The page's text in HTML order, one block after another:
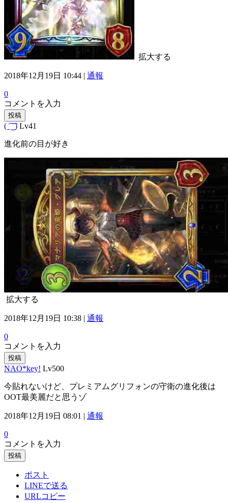
拡大する
2018年12月19日 10:44 | 通報
0
コメントを入力
投稿
( ͡ ͜ ͡ ) Lv41
進化前の目が好き
拡大する
2018年12月19日 10:38 | 通報
0
コメントを入力
投稿
NAO*key! Lv500
今貼れないけど、プレミアムグリフォンの守衛の進化後は
OOT最美麗だと思うゾ
2018年12月19日 08:01 | 通報
0
コメントを入力
投稿
ポスト
LINEで送る
URLコピー